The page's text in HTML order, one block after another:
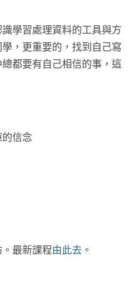
學習處理資料的工具與方
，更重要的，找到自己寫
都要有自己相信的事，這
信念
最新課程由此去。